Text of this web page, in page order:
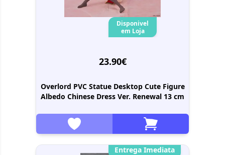
Disponivel
em Loja
23.90€
Overlord PVC Statue Desktop Cute Figure
Albedo Chinese Dress Ver. Renewal 13 cm
Entrega Imediata